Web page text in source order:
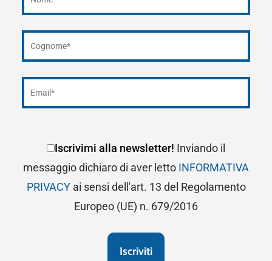
Iscrivimi alla newsletter! Inviando il
messaggio dichiaro di aver letto INFORMATIVA
PRIVACYai sensi dell'art. 13 del Regolamento
Europeo (UE) n. 679/2016